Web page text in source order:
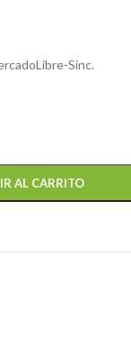
Sinc.
AL CARRITO